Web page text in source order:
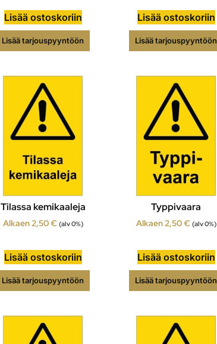
Lisää ostoskoriin
Lisää tarjouspyyntöön
Lisää ostoskoriin
Lisää tarjouspyyntöön
Tilassa kemikaaleja
Alkaen 2,50€ (alv 0%)
Lisää ostoskoriin
Lisää tarjouspyyntöön
Typpivaara
Alkaen 2,50€ (alv 0%)
Lisää ostoskoriin
Lisää tarjouspyyntöön